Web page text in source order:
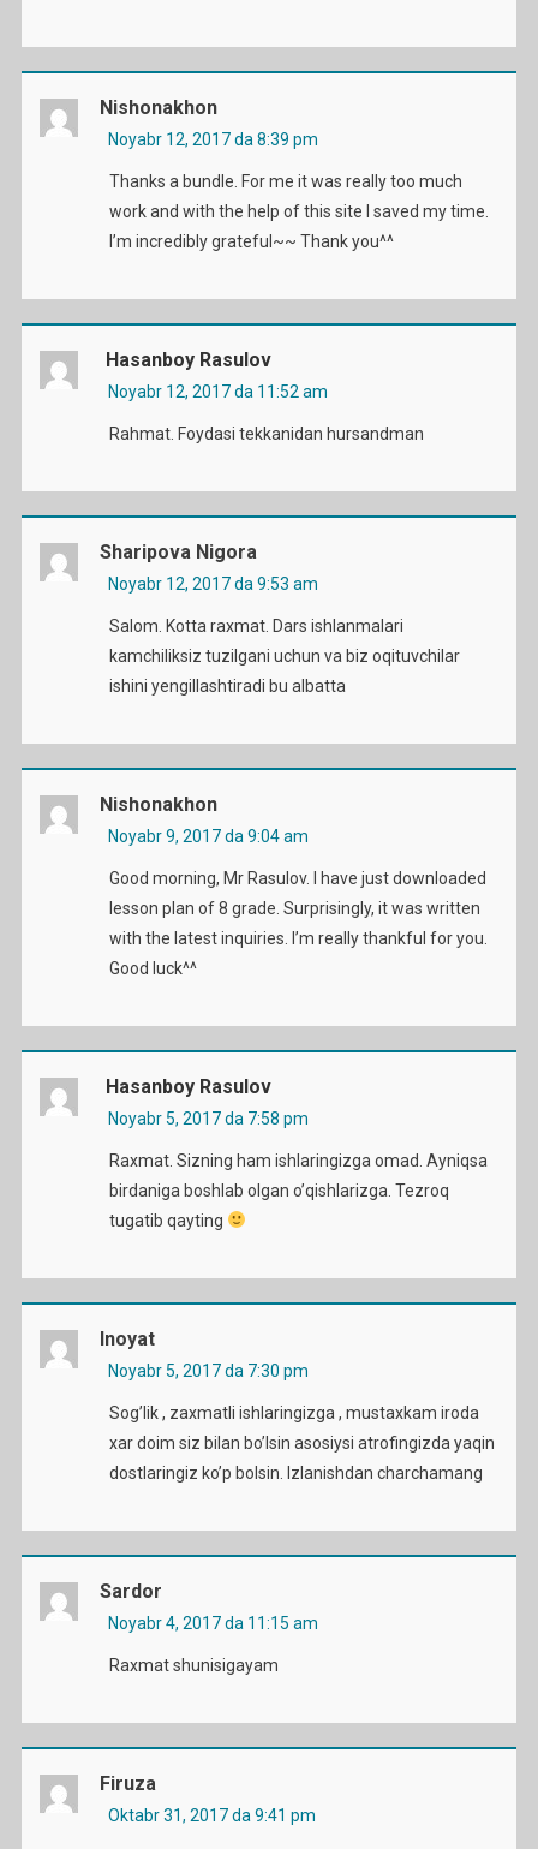
Nishonakhon
Noyabr 12, 2017 da 8:39 pm
Thanks a bundle. For me it was really too much
work and with the help of this site I saved my time.
I’m incredibly grateful~~ Thank you^^
Hasanboy Rasulov
Noyabr 12, 2017 da 11:52 am
Rahmat. Foydasi tekkanidan hursandman
Sharipova Nigora
Noyabr 12, 2017 da 9:53 am
Salom. Kotta raxmat. Dars ishlanmalari
kamchiliksiz tuzilgani uchun va biz oqituvchilar
ishini yengillashtiradi bu albatta
Nishonakhon
Noyabr 9, 2017 da 9:04 am
Good morning, Mr Rasulov. I have just downloaded
lesson plan of 8 grade. Surprisingly, it was written
with the latest inquiries. I’m really thankful for you.
Good luck^^
Hasanboy Rasulov
Noyabr 5, 2017 da 7:58 pm
Raxmat. Sizning ham ishlaringizga omad. Ayniqsa
birdaniga boshlab olgan o’qishlarizga. Tezroq
tugatib qayting
Inoyat
Noyabr 5, 2017 da 7:30 pm
Sog’lik , zaxmatli ishlaringizga , mustaxkam iroda
xar doim siz bilan bo’lsin asosiysi atrofingizda yaqin
dostlaringiz ko’p bolsin. Izlanishdan charchamang
Sardor
Noyabr 4, 2017 da 11:15 am
Raxmat shunisigayam
Firuza
Oktabr 31, 2017 da 9:41 pm